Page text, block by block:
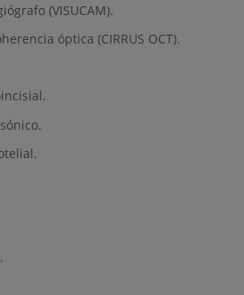
(VISUCAM).
óptica (CIRRUS OCT).